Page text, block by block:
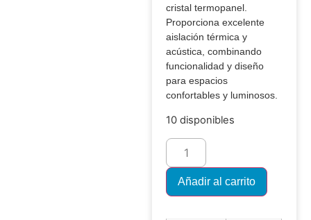
cristal termopanel.
Proporciona excelente
aislación térmica y
acústica, combinando
funcionalidad y diseño
para espacios
confortables y luminosos.
10 disponibles
Añadir al carrito